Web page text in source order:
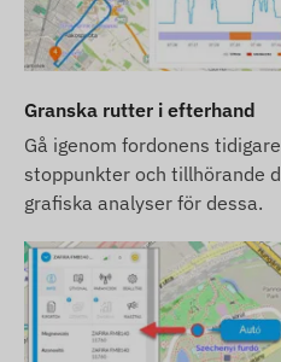
Granska rutter i efterhand
Gå igenom fordonens
stoppunkter och tillhörande
grafiska analyser för dessa.